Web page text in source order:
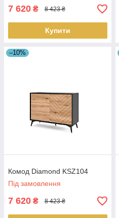
7 620 ₴ 8 423 ₴
Купити
–10%
Комод Diamond KSZ104
Під замовлення
7 620 ₴ 8 423 ₴